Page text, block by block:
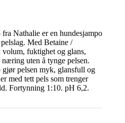
fra Nathalie er en hundesjampo
Med Betaine /
volum, fuktighet og glans,
uten å tynge pelsen.
gjør pelsen myk, glansfull og
med tett pels som trenger
Fortynning 1:10. pH 6,2.